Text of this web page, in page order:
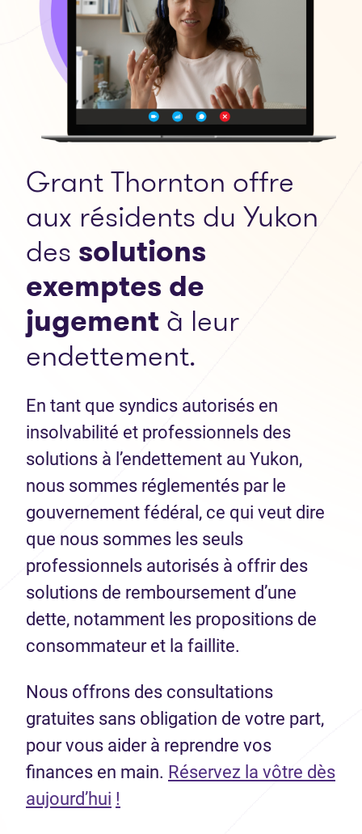
Grant Thornton offre
aux résidents du Yukon
des solutions
exemptes de
jugementà leur
endettement.
En tant que syndics autorisés en
insolvabilité et professionnels des
solutions à l’endettement au Yukon,
nous sommes réglementés par le
gouvernement fédéral, ce qui veut dire
que nous sommes les seuls
professionnels autorisés à offrir des
solutions de remboursement d’une
dette, notamment les propositions de
consommateur et la faillite.
Nous offrons des consultations
gratuites sans obligation de votre part,
pour vous aider à reprendre vos
finances en main. Réservez la vôtre dès
aujourd’hui !